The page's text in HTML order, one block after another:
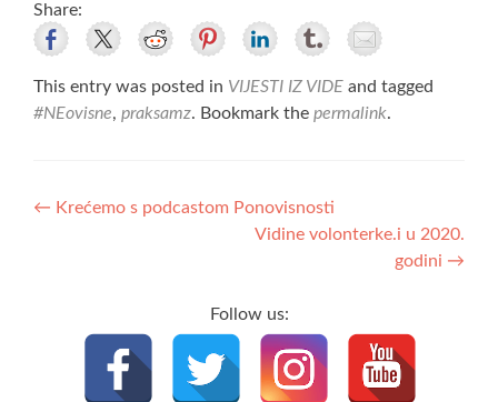
Share:
This entry was posted in VIJESTI IZ VIDE and tagged
#NEovisne, praksamz. Bookmark the permalink.
Post
← Krećemo s podcastom Ponovisnosti
Vidine volonterke.i u 2020.
godini →
Follow us: